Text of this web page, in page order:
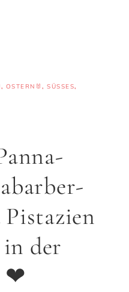
, OSTERN🐰 , SÜSSES
,
der
❤